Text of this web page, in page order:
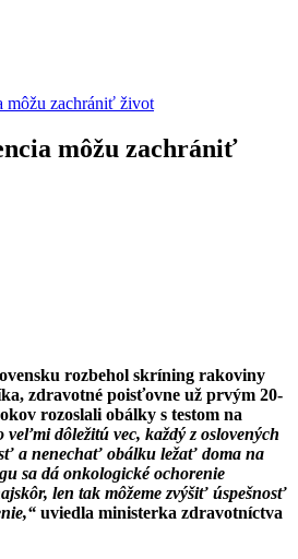
môžu zachrániť život
môžu zachrániť
rozbehol skríning rakoviny
zdravotné poisťovne už prvým 20-
rozoslali obálky s testom na
veľmi dôležitú vec, každý z oslovených
a nenechať obálku ležať doma na
sa dá onkologické ochorenie
len tak môžeme zvýšiť úspešnosť
uviedla ministerka zdravotníctva